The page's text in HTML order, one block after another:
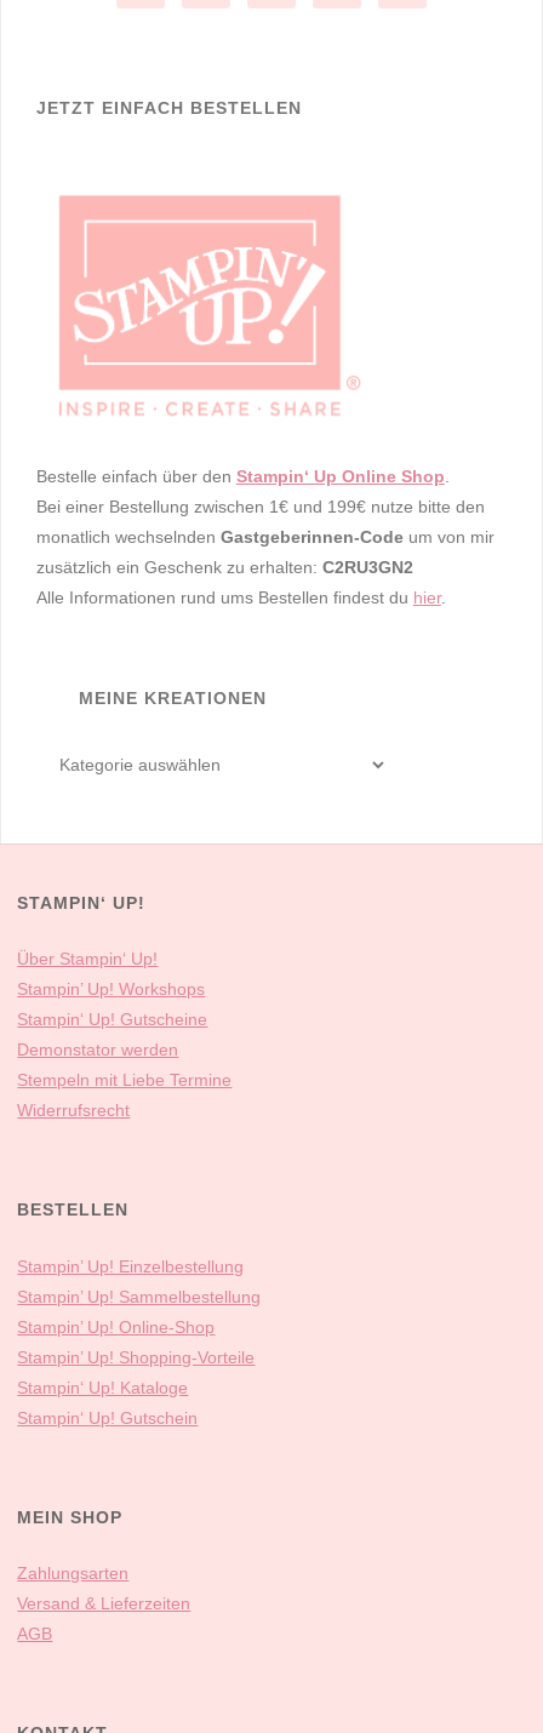
JETZT EINFACH BESTELLEN
Bestelle einfach über den Stampin‘ Up Online Shop.
Bei einer Bestellung zwischen 1€ und 199€ nutze bitte den
monatlich wechselnden Gastgeberinnen-Codeum von mir
zusätzlich ein Geschenk zu erhalten: C2RU3GN2
Alle Informationen rund ums Bestellen findest du hier.
MEINE KREATIONEN
STAMPIN‘ UP!
Über Stampin‘ Up!
Stampin’ Up! Workshops
Stampin‘ Up! Gutscheine
Demonstator werden
Stempeln mit Liebe Termine
Widerrufsrecht
BESTELLEN
Stampin’ Up! Einzelbestellung
Stampin’ Up! Sammelbestellung
Stampin’ Up! Online-Shop
Stampin’ Up! Shopping-Vorteile
Stampin‘ Up! Kataloge
Stampin‘ Up! Gutschein
MEIN SHOP
Zahlungsarten
Versand & Lieferzeiten
AGB